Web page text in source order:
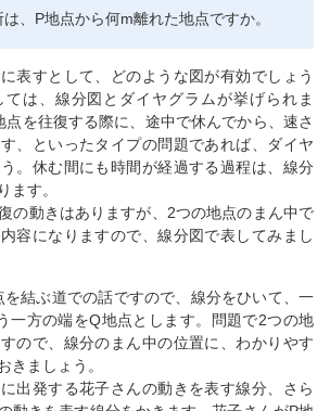
、P地点から何m離れた地点ですか。
表すとして、どのような図が有効でしょう
は、線分図とダイヤグラムが挙げられま
を往復する際に、途中で休んでから、速さ
、といったタイプの問題であれば、ダイヤ
。休む間にも時間が経過する過程は、線分
ます。
の動きはありますが、2つの地点のまん中で
容になりますので、線分図で表してみまし
を結ぶ道での話ですので、線分をひいて、一
一方の端をQ地点とします。問題で2つの地
ので、線分のまん中の位置に、わかりやす
きましょう。
出発する花子さんの動きを表す線分、さら